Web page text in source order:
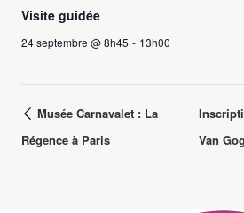
Visite guidée
24 septembre @ 8h45 - 13h00
Musée Carnavalet : La
Régence à Paris
Van